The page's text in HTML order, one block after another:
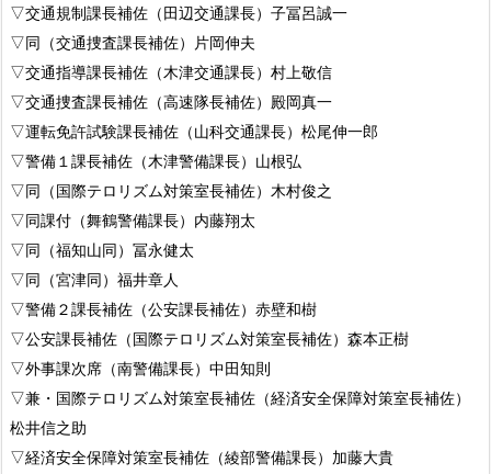
▽交通規制課長補佐（田辺交通課長）子冨呂誠一
▽同（交通捜査課長補佐）片岡伸夫
▽交通指導課長補佐（木津交通課長）村上敬信
▽交通捜査課長補佐（高速隊長補佐）殿岡真一
▽運転免許試験課長補佐（山科交通課長）松尾伸一郎
▽警備１課長補佐（木津警備課長）山根弘
▽同（国際テロリズム対策室長補佐）木村俊之
▽同課付（舞鶴警備課長）内藤翔太
▽同（福知山同）冨永健太
▽同（宮津同）福井章人
▽警備２課長補佐（公安課長補佐）赤壁和樹
▽公安課長補佐（国際テロリズム対策室長補佐）森本正樹
▽外事課次席（南警備課長）中田知則
▽兼・国際テロリズム対策室長補佐（経済安全保障対策室長補佐）
松井信之助
▽経済安全保障対策室長補佐（綾部警備課長）加藤大貴